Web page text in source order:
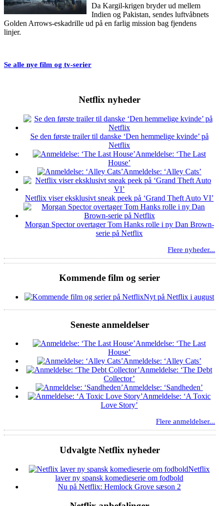
Da Kargil-krigen bryder ud mellem
Indien og Pakistan, sendes luftvåbnets
Golden Arrows-eskadrille ud på en farlig mission bag fjendens
linjer.
Se alle nye film og tv-serier
Netflix nyheder
Se den første trailer til danske ‘Den hemmelige kvinde’ på
Netflix
Anmeldelse: ‘The Last
House’
Anmeldelse: ‘Alley Cats’
Netflix viser eksklusivt sneak peek på ‘Grand Theft Auto VI’
Morgan Spector overtager Tom Hanks rolle i ny Dan Brown-
serie på Netflix
Flere nyheder...
Kommende film og serier
Nyt på Netflix i august
Seneste anmeldelser
Anmeldelse: ‘The Last
House’
Anmeldelse: ‘Alley Cats’
Anmeldelse: ‘The Debt
Collector’
Anmeldelse: ‘Sandheden’
Anmeldelse: ‘A Toxic
Love Story’
Flere anmeldelser...
Udvalgte Netflix nyheder
Netflix
laver ny spansk komedieserie om fodbold
Nu på Netflix: Hemlock Grove sæson 2